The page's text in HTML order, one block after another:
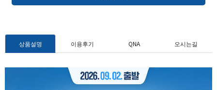
상품설명 이용후기 QNA 오시는길